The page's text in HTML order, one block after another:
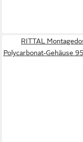
RITTAL
Polycarbonat-Gehäuse